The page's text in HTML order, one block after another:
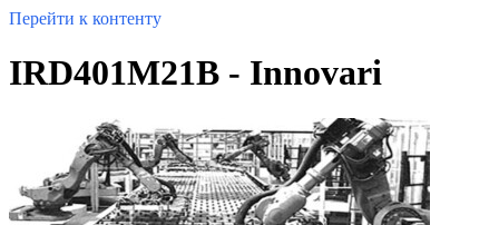
Перейти к контенту
IRD401M21B - Innovari